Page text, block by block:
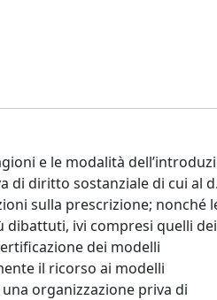
e le modalità
di diritto sostanziale di cui al
sulla prescrizione; nonché
ivi compresi quelli dei
dei modelli
il ricorso ai modelli
organizzazione priva di